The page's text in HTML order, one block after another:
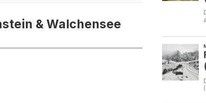
& Walchensee